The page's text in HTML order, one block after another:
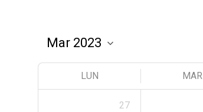
LUN MAR
27